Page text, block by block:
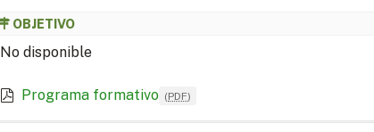
OBJETIVO
No disponible
Programa formativo (PDF)